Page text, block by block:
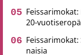
20-
naisia